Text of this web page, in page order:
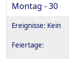
Montag - 30